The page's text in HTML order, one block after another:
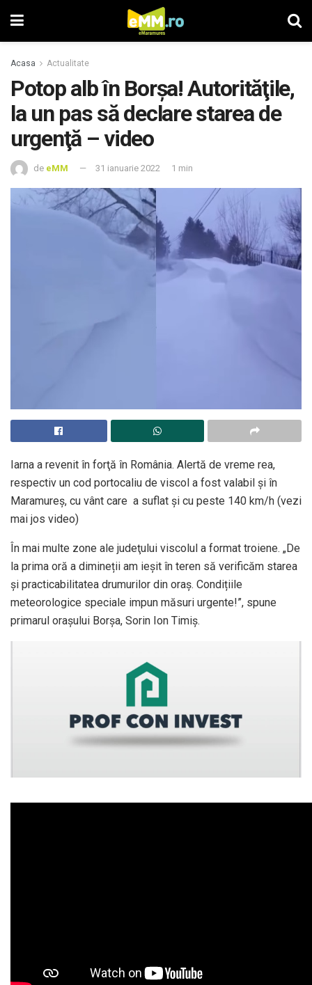
Acasa Actualitate
Potop alb în Borşa! Autorităţile,
la un pas să declare starea de
urgenţă – video
de eMM 31 ianuarie 2022 1 min
Iarna a revenit în forţă în România. Alertă de vreme rea,
respectiv un cod portocaliu de viscol a fost valabil şi în
Maramureş, cu vânt care a suflat şi cu peste 140 km/h (vezi
mai jos video)
În mai multe zone ale judeţului viscolul a format troiene. „De
la prima oră a dimineții am ieșit în teren să verificăm starea
și practicabilitatea drumurilor din oraș. Condițiile
meteorologice speciale impun măsuri urgente!”, spune
primarul oraşului Borşa, Sorin Ion Timiş.